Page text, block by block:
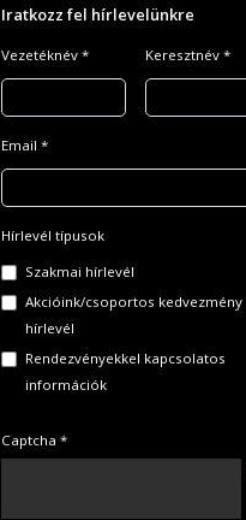
Iratkozz fel hírlevelünkre
Vezetéknév * Keresztnév *
Email *
Hírlevél típusok
Szakmai hírlevél
Akcióink/csoportos kedvezmény
hírlevél
Rendezvényekkel kapcsolatos
információk
Captcha *